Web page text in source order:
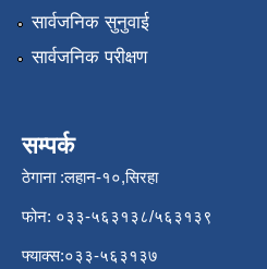
सार्वजनिक सुनुवाई
सार्वजनिक परीक्षण
सम्पर्क
ठेगाना :लहान-१०,सिरहा
फोन: ०३३-५६३१३८/५६३१३९
फ्याक्स:०३३-५६३१३७